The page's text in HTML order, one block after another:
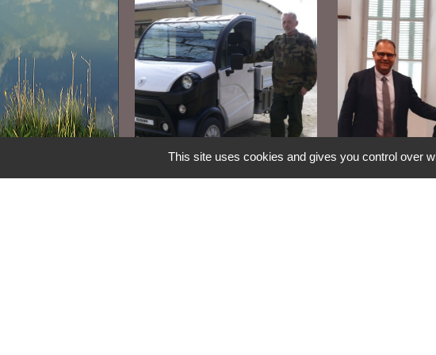
This site uses cookies and gives you control over